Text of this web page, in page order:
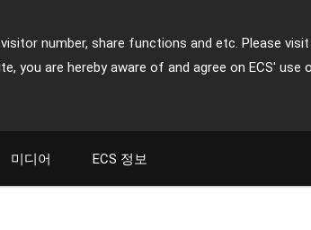
number, share functions and etc. Please visit
you are hereby aware of and agree on ECS' use
미디어 ECS 정보